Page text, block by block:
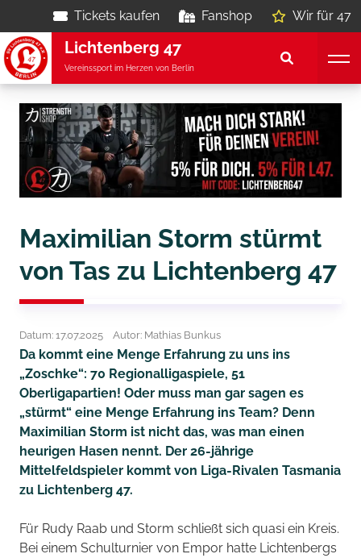
Tickets kaufen Fanshop Wir für 47
Lichtenberg 47
Vereinssport im Herzen von Berlin
Maximilian Storm stürmt
von Tas zu Lichtenberg 47
Datum: 17.07.2025 Autor: Mathias Bunkus
Da kommt eine Menge Erfahrung zu uns ins
„Zoschke“: 70 Regionalligaspiele, 51
Oberligapartien! Oder muss man gar sagen es
„stürmt“ eine Menge Erfahrung ins Team? Denn
Maximilian Storm ist nicht das, was man einen
heurigen Hasen nennt. Der 26-jährige
Mittelfeldspieler kommt von Liga-Rivalen Tasmania
zu Lichtenberg 47.
Für Rudy Raab und Storm schließt sich quasi ein Kreis.
Bei einem Schulturnier von Empor hatte Lichtenbergs